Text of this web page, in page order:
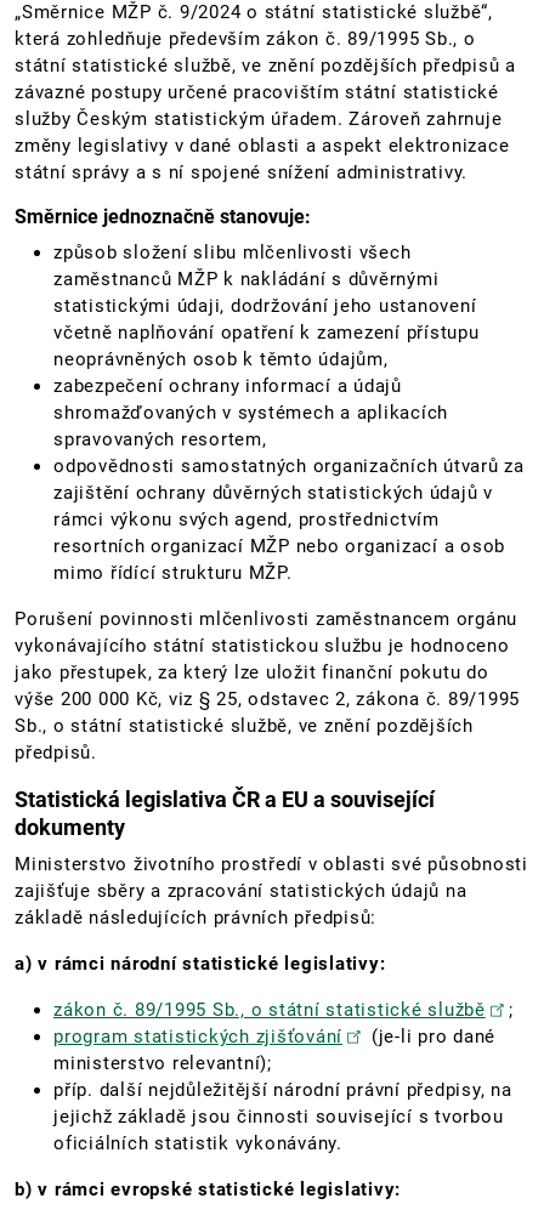
„Směrnice MŽP č. 9/2024 o státní statistické službě“,
která zohledňuje především zákon č. 89/1995 Sb., o
státní statistické službě, ve znění pozdějších předpisů a
závazné postupy určené pracovištím státní statistické
služby Českým statistickým úřadem. Zároveň zahrnuje
změny legislativy v dané oblasti a aspekt elektronizace
státní správy a s ní spojené snížení administrativy.
Směrnice jednoznačně stanovuje:
způsob složení slibu mlčenlivosti všech
zaměstnanců MŽP k nakládání s důvěrnými
statistickými údaji, dodržování jeho ustanovení
včetně naplňování opatření k zamezení přístupu
neoprávněných osob k těmto údajům,
zabezpečení ochrany informací a údajů
shromažďovaných v systémech a aplikacích
spravovaných resortem,
odpovědnosti samostatných organizačních útvarů za
zajištění ochrany důvěrných statistických údajů v
rámci výkonu svých agend, prostřednictvím
resortních organizací MŽP nebo organizací a osob
mimo řídící strukturu MŽP.
Porušení povinnosti mlčenlivosti zaměstnancem orgánu
vykonávajícího státní statistickou službu je hodnoceno
jako přestupek, za který lze uložit finanční pokutu do
výše 200 000 Kč, viz § 25, odstavec 2, zákona č. 89/1995
Sb., o státní statistické službě, ve znění pozdějších
předpisů.
Statistická legislativa ČR a EU a související
dokumenty
Ministerstvo životního prostředí v oblasti své působnosti
zajišťuje sběry a zpracování statistických údajů na
základě následujících právních předpisů:
a) v rámci národní statistické legislativy:
zákon č. 89/1995 Sb., o státní statistické službě
;
program statistických zjišťování
(je-li pro dané
ministerstvo relevantní);
příp. další nejdůležitější národní právní předpisy, na
jejichž základě jsou činnosti související s tvorbou
oficiálních statistik vykonávány.
b) v rámci evropské statistické legislativy: